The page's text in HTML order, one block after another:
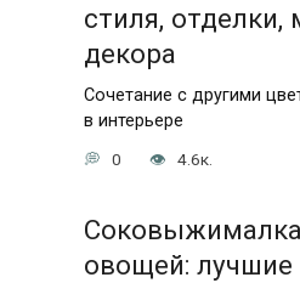
стиля, отделки,
декора
Сочетание с другими
в интерьере
0 4.6к.
овощей: лучшие